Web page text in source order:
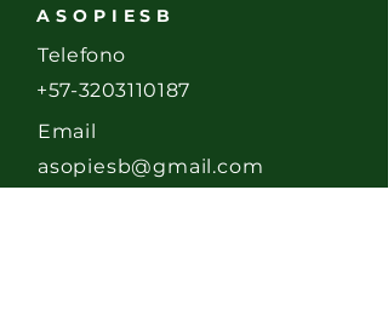
ASOPIESB
Telefono
+57-3203110187
Email
asopiesb@gmail.com